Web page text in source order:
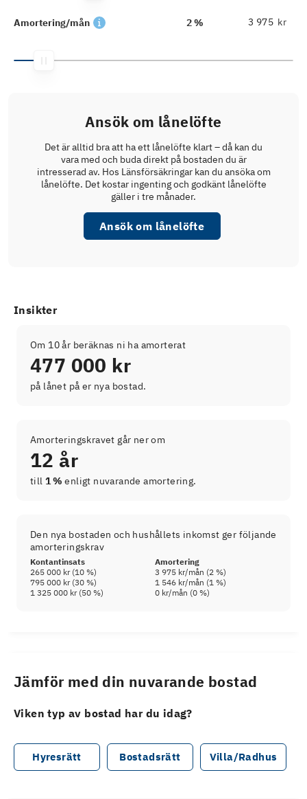
Amortering/mån 2 % kr
Ansök om lånelöfte
Det är alltid bra att ha ett lånelöfte klart – då kan du
vara med och buda direkt på bostaden du är
intresserad av. Hos Länsförsäkringar kan du ansöka om
lånelöfte. Det kostar ingenting och godkänt lånelöfte
gäller i tre månader.
Ansök om lånelöfte
Insikter
Om 10 år beräknas ni ha amorterat
477 000 kr
på lånet på er nya bostad.
Amorteringskravet går ner om
12 år
till 1 % enligt nuvarande amortering.
Den nya bostaden och hushållets inkomst ger följande
amorteringskrav
Kontantinsats
Amortering
265 000 kr(10 %) 3 975 kr/mån (2 %)
795 000 kr(30 %) 1 546 kr/mån (1 %)
1 325 000 kr(50 %) 0 kr/mån (0 %)
Jämför med din nuvarande bostad
Viken typ av bostad har du idag?
Hyresrätt Bostadsrätt Villa/Radhus